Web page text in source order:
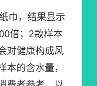
巾，结果显示
倍；2款样本
对健康构成风
的含水量，